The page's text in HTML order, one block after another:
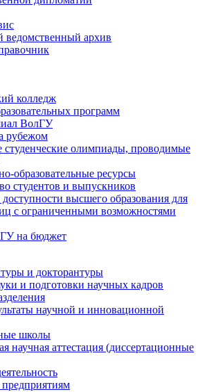
архив
колледж
программ
ВолГУ
рубежом
студенческие олимпиады, проводимые
образовательные ресурсы
студентов и выпускников
высшего образования для
с ограниченными возможностями
на бюджет
и докторантуры
и подготовки научных кадров
научной и инновационной
школы
научная аттестация (диссертационные